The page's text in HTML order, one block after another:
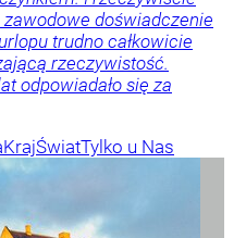
zawodowe doświadczenie
trudno całkowicie
rzeczywistość.
odpowiadało się za
KrajŚwiatTylko u Nas